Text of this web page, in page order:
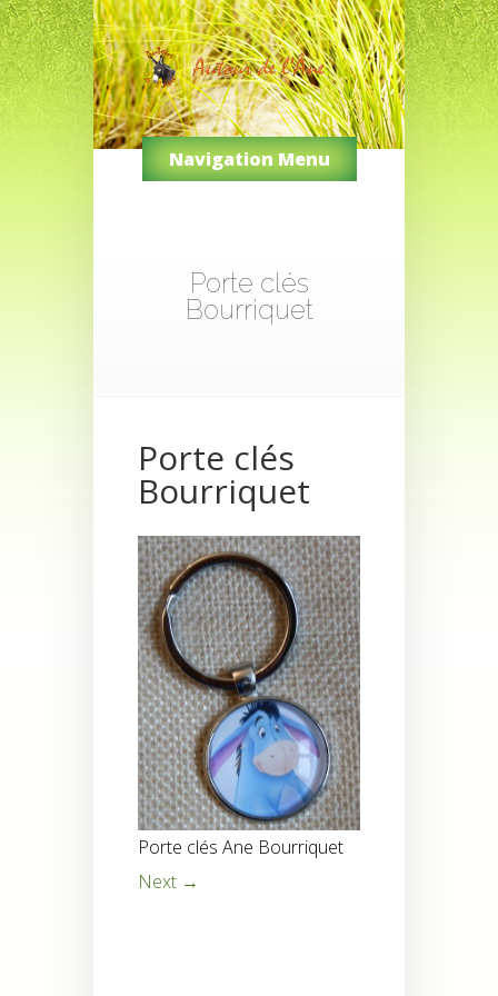
Navigation Menu
Porte clés
Bourriquet
Porte clés
Bourriquet
Porte clés Ane Bourriquet
Next →